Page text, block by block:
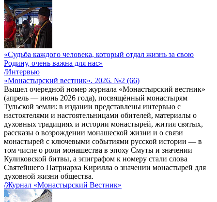
«Судьба каждого человека, который отдал жизнь за свою
Родину, очень важна для нас»
/Интервью
«Монастырский вестник». 2026. №2 (66)
Вышел очередной номер журнала «Монастырский вестник»
(апрель — июнь 2026 года), посвящённый монастырям
Тульской земли: в издании представлены интервью с
настоятелями и настоятельницами обителей, материалы о
духовных традициях и истории монастырей, жития святых,
рассказы о возрождении монашеской жизни и о связи
монастырей с ключевыми событиями русской истории — в
том числе о роли монашества в эпоху Смуты и значении
Куликовской битвы, а эпиграфом к номеру стали слова
Святейшего Патриарха Кирилла о значении монастырей для
духовной жизни общества.
/Журнал «Монастырский Вестник»